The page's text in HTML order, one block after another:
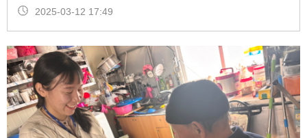
2025-03-12 17:49